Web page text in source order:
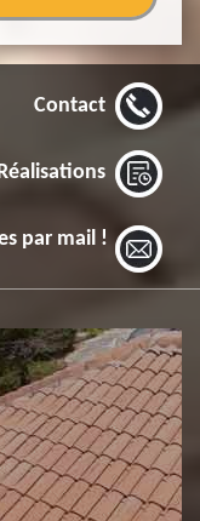
Contact
par mail !